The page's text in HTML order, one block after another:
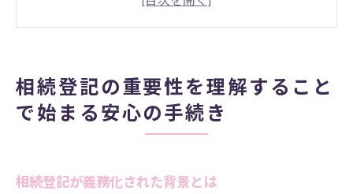
安心して相続登記を進めるための心構え
熊本市での相続登記を進めるための基本的なス
ステップ1：必要書類の準備と確認
相続登記の重要性を理解すること
で始まる安心の手続き
相続登記が義務化された背景とは